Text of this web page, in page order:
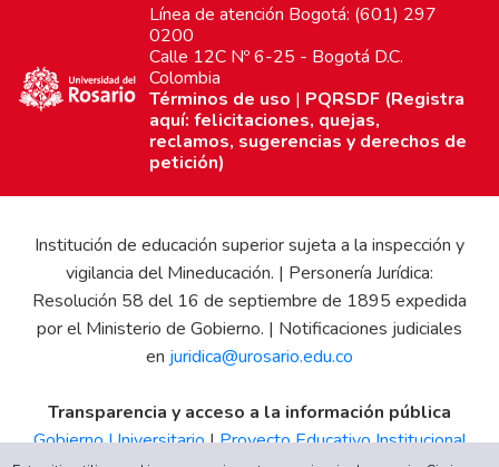
Línea de atención Bogotá: (601) 297
0200
Calle 12C Nº 6-25 - Bogotá D.C.
Colombia
Términos de uso | PQRSDF (Registra
aquí: felicitaciones, quejas,
reclamos, sugerencias y derechos de
petición)
Institución de educación superior sujeta a la inspección y
vigilancia del Mineducación. | Personería Jurídica:
Resolución 58 del 16 de septiembre de 1895 expedida
por el Ministerio de Gobierno. | Notificaciones judiciales
en juridica@urosario.edu.co
Transparencia y acceso a la información pública
Gobierno Universitario|Proyecto Educativo Institucional